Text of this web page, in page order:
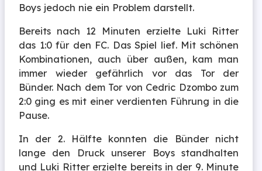
Boys jedoch nie ein Problem darstellt.
Bereits nach 12 Minuten erzielte Luki Ritter
das 1:0 für den FC. Das Spiel lief. Mit schönen
Kombinationen, auch über außen, kam man
immer wieder gefährlich vor das Tor der
Bünder. Nach dem Tor von Cedric Dzombo zum
2:0 ging es mit einer verdienten Führung in die
Pause.
In der 2. Hälfte konnten die Bünder nicht
lange den Druck unserer Boys standhalten
und Luki Ritter erzielte bereits in der 9. Minute